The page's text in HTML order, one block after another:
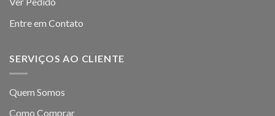
Entre em Contato
SERVIÇOS AO CLIENTE
Quem Somos
Como Comprar